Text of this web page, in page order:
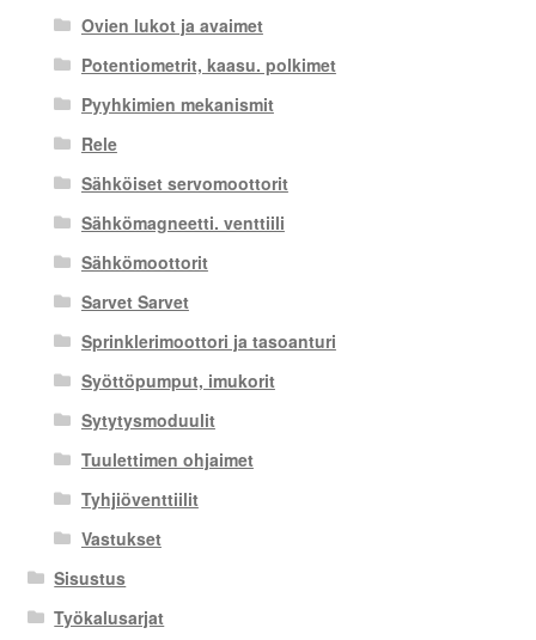
Ovien lukot ja avaimet
Potentiometrit, kaasu. polkimet
Pyyhkimien mekanismit
Rele
Sähköiset servomoottorit
Sähkömagneetti. venttiili
Sähkömoottorit
Sarvet Sarvet
Sprinklerimoottori ja tasoanturi
Syöttöpumput, imukorit
Sytytysmoduulit
Tuulettimen ohjaimet
Tyhjiöventtiilit
Vastukset
Sisustus
Työkalusarjat